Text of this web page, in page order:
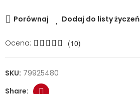
Porównaj Dodaj do listy życzeń
Ocena: (10)
SKU: 79925480